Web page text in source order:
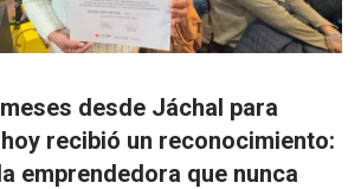
desde Jáchal para
recibió un reconocimiento:
emprendedora que nunca